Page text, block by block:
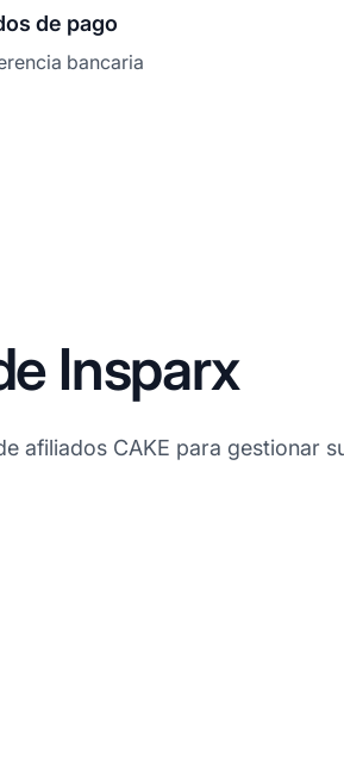
de pago
bancaria
Insparx
afiliados CAKE para gestionar